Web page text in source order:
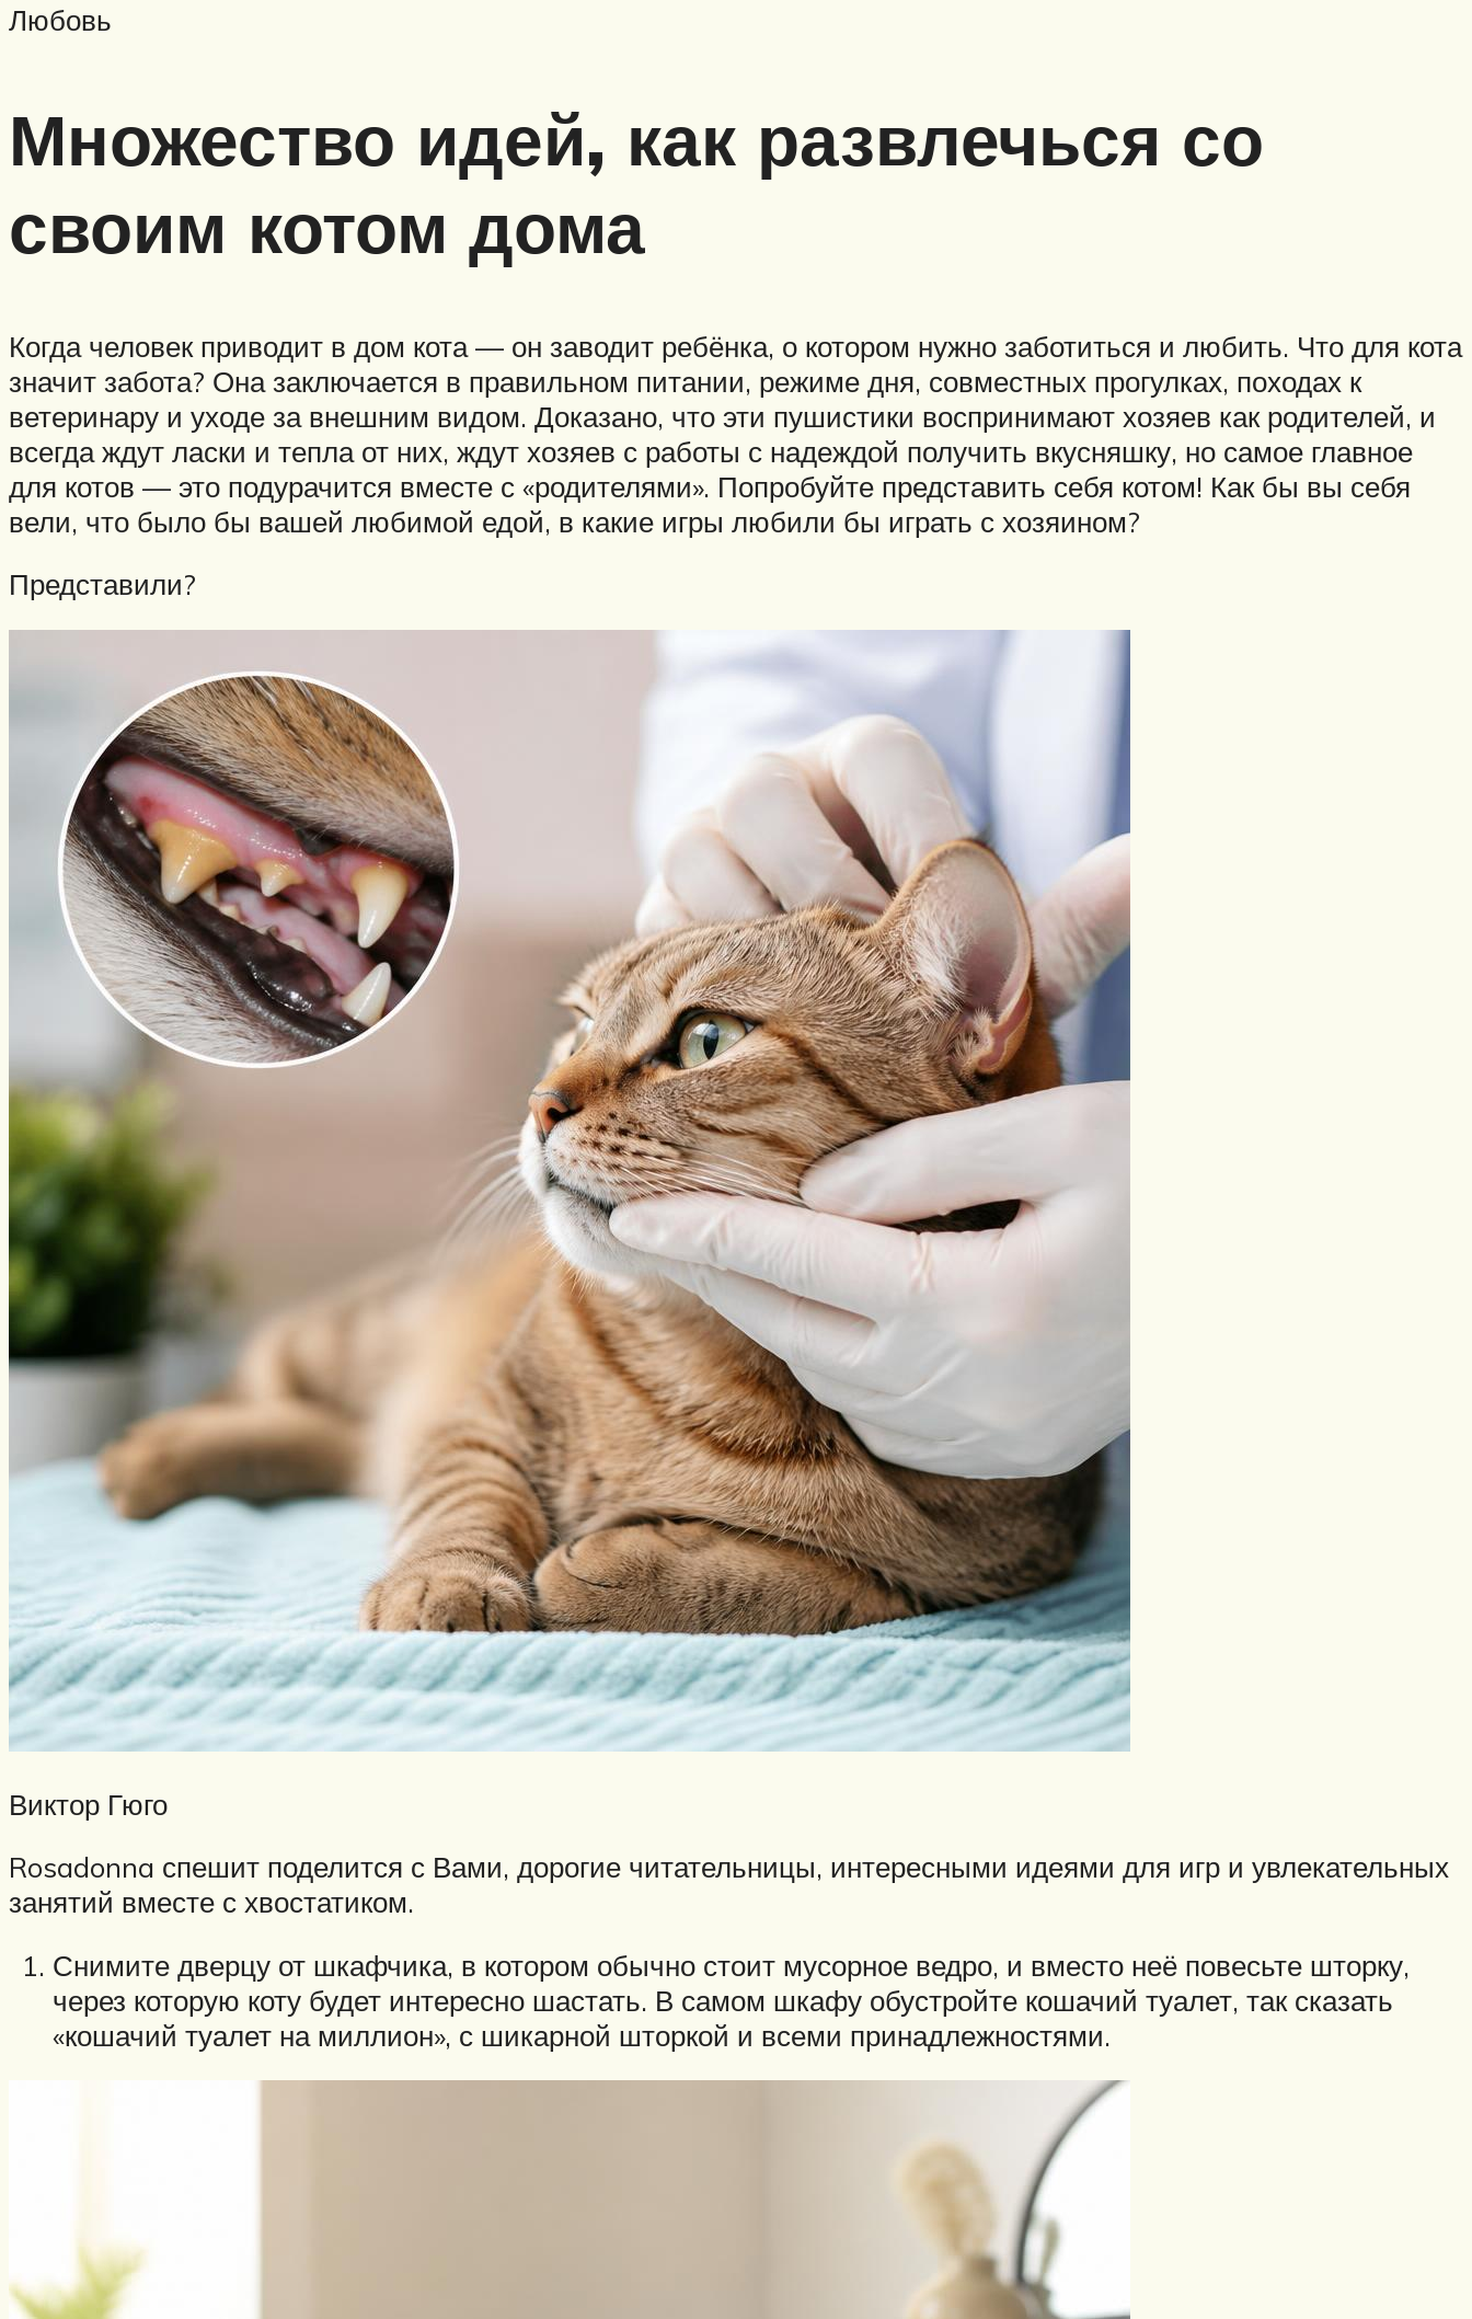
Любовь
Множество идей, как развлечься со
своим котом дома
Когда человек приводит в дом кота — он заводит ребёнка, о котором нужно заботиться и любить. Что для кота
значит забота? Она заключается в правильном питании, режиме дня, совместных прогулках, походах к
ветеринару и уходе за внешним видом. Доказано, что эти пушистики воспринимают хозяев как родителей, и
всегда ждут ласки и тепла от них, ждут хозяев с работы с надеждой получить вкусняшку, но самое главное
для котов — это подурачится вместе с «родителями». Попробуйте представить себя котом! Как бы вы себя
вели, что было бы вашей любимой едой, в какие игры любили бы играть с хозяином?
Представили?
Виктор Гюго
Rosadonna спешит поделится с Вами, дорогие читательницы, интересными идеями для игр и увлекательных
занятий вместе с хвостатиком.
Снимите дверцу от шкафчика, в котором обычно стоит мусорное ведро, и вместо неё повесьте шторку,
через которую коту будет интересно шастать. В самом шкафу обустройте кошачий туалет, так сказать
«кошачий туалет на миллион», с шикарной шторкой и всеми принадлежностями.